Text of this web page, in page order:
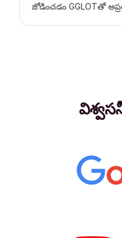
జోడించడం GGLOTతో